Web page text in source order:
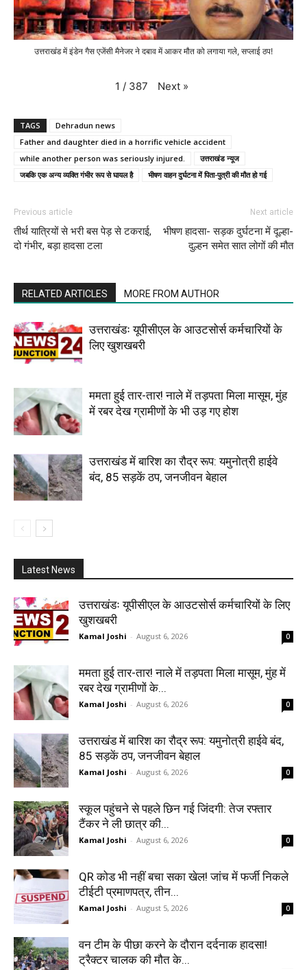
उत्तराखंड में इंडेन गैस एजेंसी मैनेजर ने दबाव में आकर मौत को लगाया गले, सप्लाई ठप!
1 / 387 Next »
TAGS
Dehradun news
Father and daughter died in a horrific vehicle accident
while another person was seriously injured.
उत्तराखंड न्यूज
जबकि एक अन्य व्यक्ति गंभीर रूप से घायल है
भीषण वाहन दुर्घटना में पिता-पुत्री की मौत हो गई
Previous article
तीर्थ यात्रियों से भरी बस पेड़ से टकराई,
दो गंभीर, बड़ा हादसा टला
Next article
भीषण हादसा- सड़क दुर्घटना में दूल्हा-
दुल्हन समेत सात लोगों की मौत
RELATED ARTICLES MORE FROM AUTHOR
उत्तराखंडः यूपीसीएल के आउटसोर्स कर्मचारियों के
लिए खुशखबरी
ममता हुई तार-तार! नाले में तड़पता मिला मासूम, मुंह
में रबर देख ग्रामीणों के भी उड़ गए होश
उत्तराखंड में बारिश का रौद्र रूप: यमुनोत्री हाईवे
बंद, 85 सड़कें ठप, जनजीवन बेहाल
Latest News
उत्तराखंडः यूपीसीएल के आउटसोर्स कर्मचारियों के लिए
खुशखबरी
Kamal Joshi - August 6, 2026 0
ममता हुई तार-तार! नाले में तड़पता मिला मासूम, मुंह में
रबर देख ग्रामीणों के...
Kamal Joshi - August 6, 2026 0
उत्तराखंड में बारिश का रौद्र रूप: यमुनोत्री हाईवे बंद,
85 सड़कें ठप, जनजीवन बेहाल
Kamal Joshi - August 6, 2026 0
स्कूल पहुंचने से पहले छिन गई जिंदगी: तेज रफ्तार
टैंकर ने ली छात्र की...
Kamal Joshi - August 6, 2026 0
QR कोड भी नहीं बचा सका खेल! जांच में फर्जी निकले
टीईटी प्रमाणपत्र, तीन...
Kamal Joshi - August 5, 2026 0
वन टीम के पीछा करने के दौरान दर्दनाक हादसा!
ट्रैक्टर चालक की मौत के...